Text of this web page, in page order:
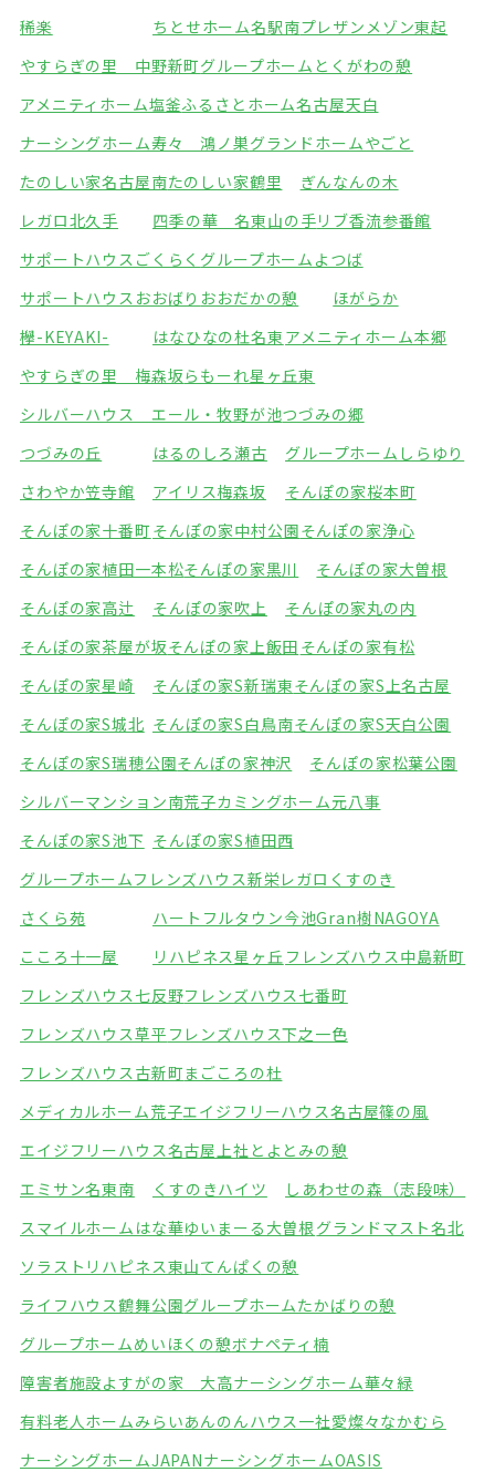
稀楽
ちとせホーム名駅南プレザンメゾン東起
やすらぎの里 中野新町グループホームとくがわの憩
アメニティホーム塩釜ふるさとホーム名古屋天白
ナーシングホーム寿々 鴻ノ巣グランドホームやごと
たのしい家名古屋南たのしい家鶴里
ぎんなんの木
レガロ北久手
四季の華 名東山の手リブ香流参番館
サポートハウスごくらく グループホームよつば
サポートハウスおおばり おおだかの憩
ほがらか
欅-KEYAKI-
はなひなの杜名東 アメニティホーム本郷
やすらぎの里 梅森坂らもーれ星ヶ丘東
シルバーハウス エール・牧野が池つづみの郷
つづみの丘
はるのしろ瀬古
グループホームしらゆり
さわやか笠寺館
アイリス梅森坂
そんぽの家桜本町
そんぽの家十番町 そんぽの家中村公園そんぽの家浄心
そんぽの家植田一本松そんぽの家黒川
そんぽの家大曽根
そんぽの家高辻
そんぽの家吹上
そんぽの家丸の内
そんぽの家茶屋が坂そんぽの家上飯田 そんぽの家有松
そんぽの家星崎
そんぽの家S新瑞東そんぽの家S上名古屋
そんぽの家S城北 そんぽの家S白鳥南そんぽの家S天白公園
そんぽの家S瑞穂公園そんぽの家神沢
そんぽの家松葉公園
シルバーマンション南荒子カミングホーム元八事
そんぽの家S池下 そんぽの家S植田西
グループホームフレンズハウス新栄レガロくすのき
さくら苑
ハートフルタウン今池Gran樹NAGOYA
こころ十一屋
リハピネス星ヶ丘 フレンズハウス中島新町
フレンズハウス七反野フレンズハウス七番町
フレンズハウス草平 フレンズハウス下之一色
フレンズハウス古新町まごころの杜
メディカルホーム荒子エイジフリーハウス名古屋篠の風
エイジフリーハウス名古屋上社 とよとみの憩
エミサン名東南
くすのきハイツ
しあわせの森（志段味）
スマイルホームはな華ゆいまーる大曽根 グランドマスト名北
ソラストリハピネス東山てんぱくの憩
ライフハウス鶴舞公園グループホームたかばりの憩
グループホームめいほくの憩ボナペティ楠
障害者施設よすがの家 大高ナーシングホーム華々緑
有料老人ホームみらいあんのんハウス一社愛燦々なかむら
ナーシングホームJAPANナーシングホームOASIS